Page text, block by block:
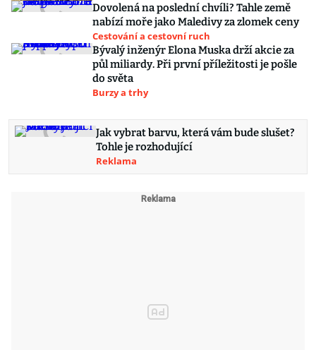
Dovolená na poslední chvíli? Tahle země
nabízí moře jako Maledivy za zlomek ceny
Cestování a cestovní ruch
Bývalý inženýr Elona Muska drží akcie za
půl miliardy. Při první příležitosti je pošle
do světa
Burzy a trhy
Jak vybrat barvu, která vám bude slušet?
Tohle je rozhodující
Reklama